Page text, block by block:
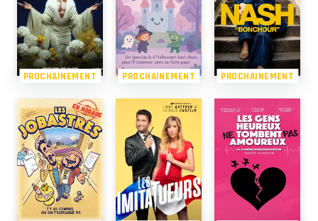
PROCHAINEMENT PROCHAINEMENT PROCHAINEMENT